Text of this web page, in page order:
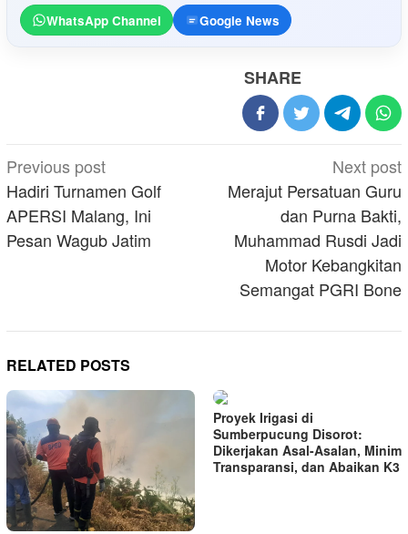
WhatsApp Channel Google News
SHARE
Post
navigation
Previous post
Hadiri Turnamen Golf
APERSI Malang, Ini
Pesan Wagub Jatim
Next post
Merajut Persatuan Guru
dan Purna Bakti,
Muhammad Rusdi Jadi
Motor Kebangkitan
Semangat PGRI Bone
RELATED POSTS
Proyek Irigasi di
Sumberpucung Disorot:
Dikerjakan Asal-Asalan, Minim
Transparansi, dan Abaikan K3